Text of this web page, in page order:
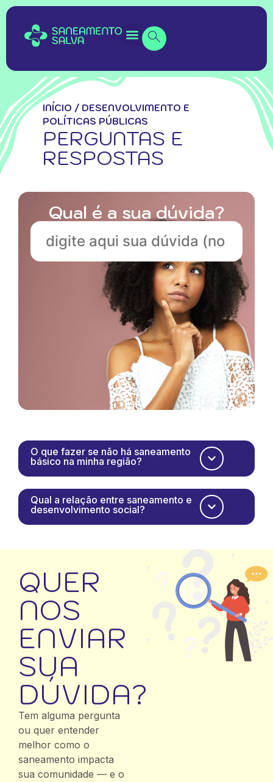
INÍCIO / DESENVOLVIMENTO E
POLÍTICAS PÚBLICAS
PERGUNTAS E
RESPOSTAS
Qual é a sua dúvida?
O que fazer se não há saneamento
básico na minha região?
Qual a relação entre saneamento e
desenvolvimento social?
QUER
NOS
ENVIAR
SUA
DÚVIDA?
Tem alguma pergunta
ou quer entender
melhor como o
saneamento impacta
sua comunidade — e o